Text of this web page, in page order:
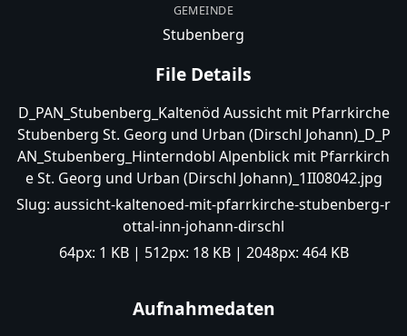
GEMEINDE
Stubenberg
File Details
D_PAN_Stubenberg_Kaltenöd Aussicht mit Pfarrkirche
Stubenberg St. Georg und Urban (Dirschl Johann)_D_P
AN_Stubenberg_Hinterndobl Alpenblick mit Pfarrkirch
e St. Georg und Urban (Dirschl Johann)_1II08042.jpg
Slug: aussicht-kaltenoed-mit-pfarrkirche-stubenberg-r
ottal-inn-johann-dirschl
64px: 1 KB| 512px: 18 KB| 2048px: 464 KB
Aufnahmedaten